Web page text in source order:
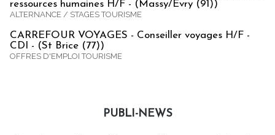
ressources humaines H/F - (Massy/Evry (91))
ALTERNANCE / STAGES TOURISME
CARREFOUR VOYAGES - Conseiller voyages H/F -
CDI - (St Brice (77))
OFFRES D'EMPLOI TOURISME
PUBLI-NEWS